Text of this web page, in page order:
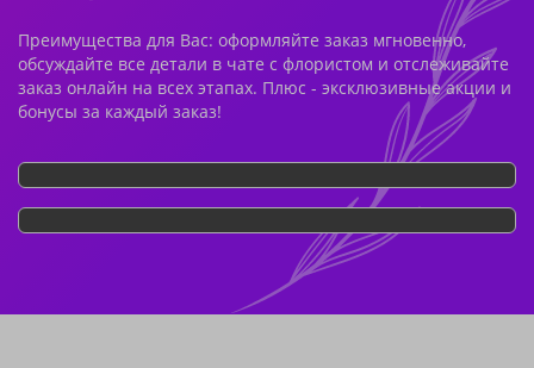
Преимущества для Вас: оформляйте заказ мгновенно,
обсуждайте все детали в чате с флористом и отслеживайте
заказ онлайн на всех этапах. Плюс - эксклюзивные акции и
бонусы за каждый заказ!